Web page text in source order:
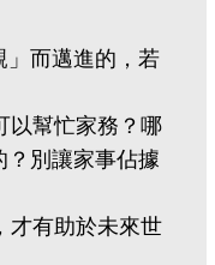
」而邁進的，若
以幫忙家務？哪
別讓家事佔據
才有助於未來世
好入學準備，還有國
爸媽提前了解小一校園
習，無痛銜接上小學。